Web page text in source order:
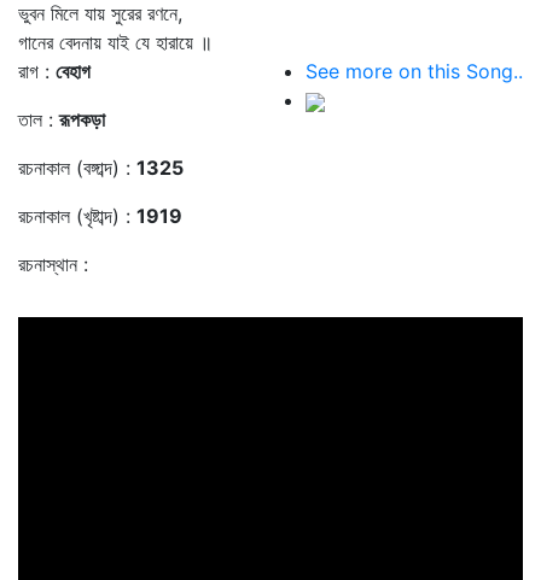
ভুবন মিলে যায় সুরের রণনে,
গানের বেদনায় যাই যে হারায়ে ॥
রাগ : বেহাগ
তাল :রূপকড়া
রচনাকাল (বঙ্গাব্দ) : 1325
রচনাকাল (খৃষ্টাব্দ) : 1919
রচনাস্থান :
See more on this Song..